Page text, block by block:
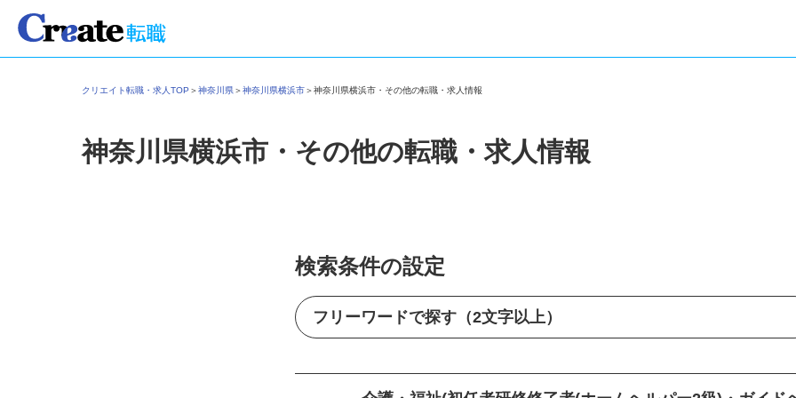
クリエイト転職・求人TOP＞神奈川県＞神奈川県横浜市＞神奈川県横浜市・その他の転職・求人情報
神奈川県横浜市・その他の転職・求人情報
検索条件の設定